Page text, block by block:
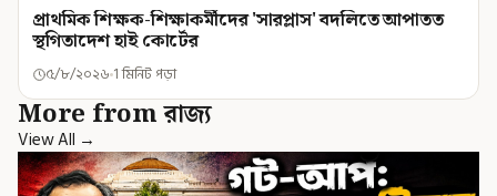
প্রাথমিক শিক্ষক-শিক্ষাকর্মীদের 'সারপ্লাস' বদলিতে আপাতত
স্থগিতাদেশ হাই কোর্টের
৫/৮/২০২৬ 1 মিনিট পড়া
More from রাজ্য
View All →